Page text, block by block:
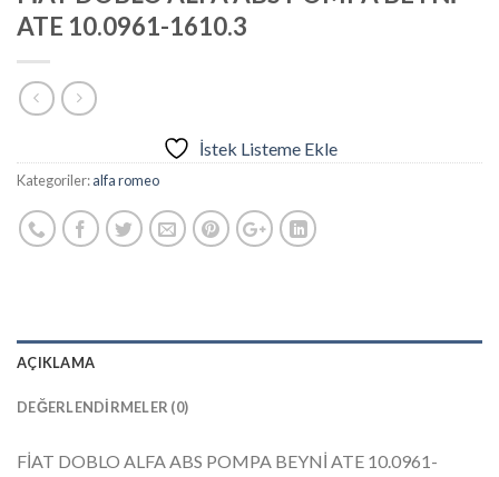
ATE 10.0961-1610.3
İstek Listeme Ekle
Kategoriler:alfa romeo
AÇIKLAMA
DEĞERLENDIRMELER (0)
FİAT DOBLO ALFA ABS POMPA BEYNİ ATE 10.0961-